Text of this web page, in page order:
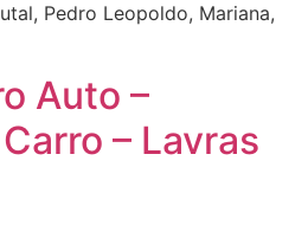
Pedro Leopoldo, Mariana,
Auto –
– Lavras